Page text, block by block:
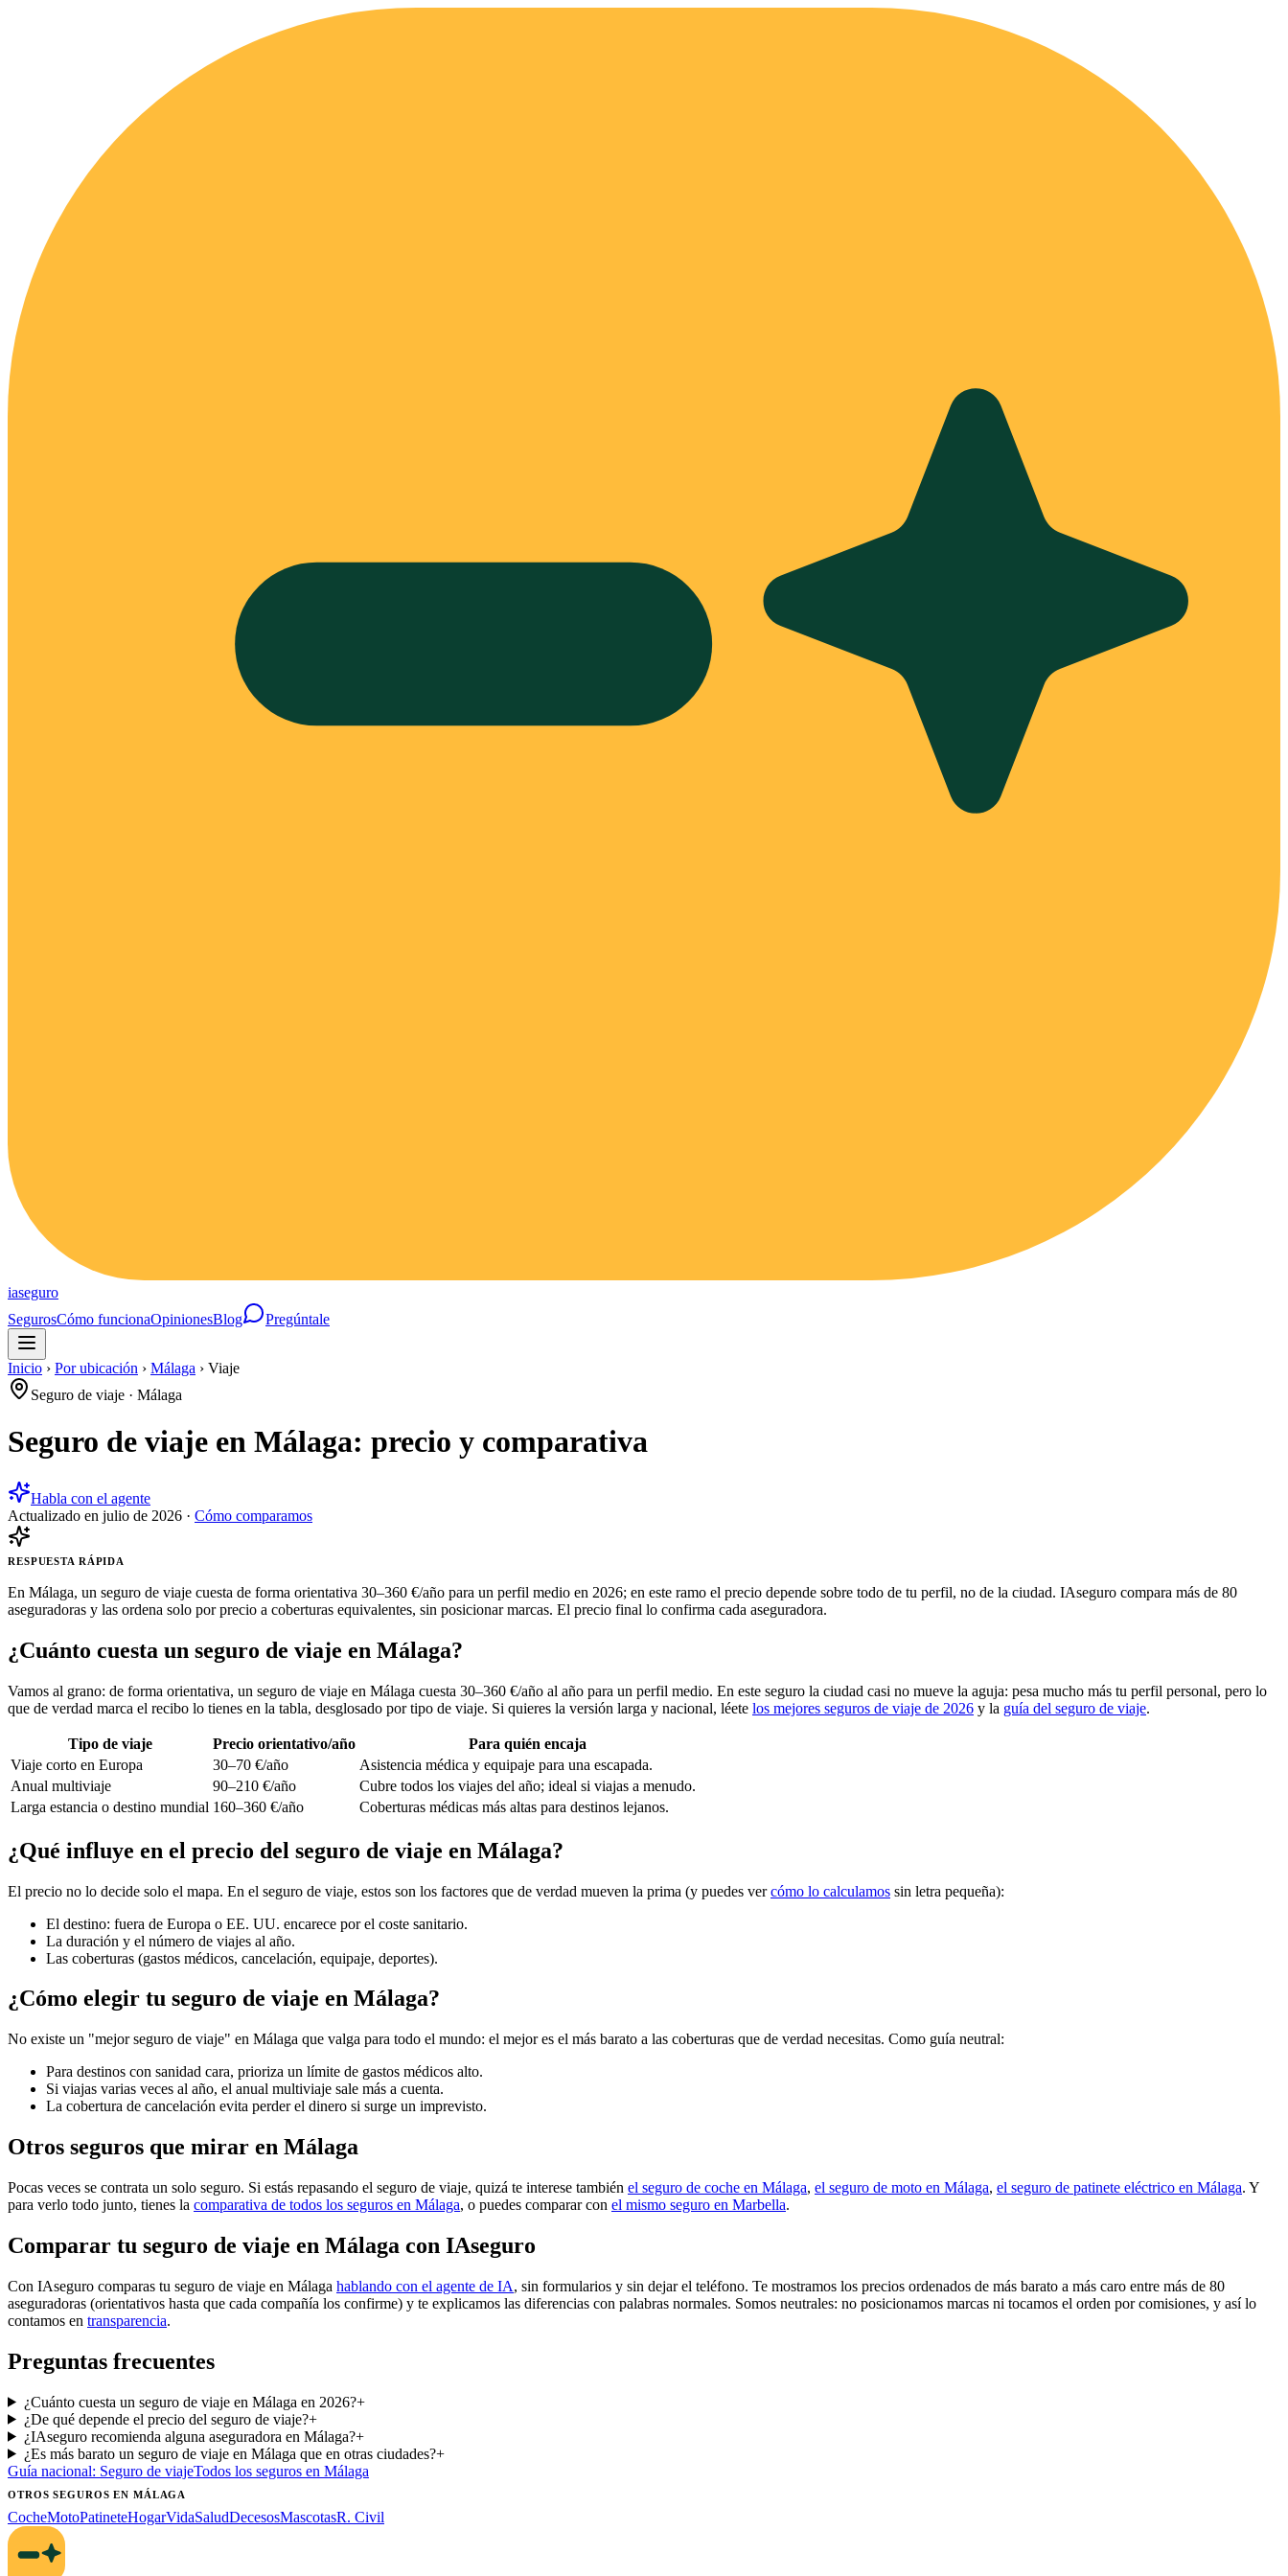
iaseguro
SegurosCómo funcionaOpinionesBlog Pregúntale
Inicio › Por ubicación › Málaga › Viaje
Seguro de viaje · Málaga
Seguro de viaje en Málaga: precio y comparativa
Habla con el agente
Actualizado en julio de 2026 · Cómo comparamos
RESPUESTA RÁPIDA
En Málaga, un seguro de viaje cuesta de forma orientativa 30–360 €/año para un perfil medio en 2026; en este ramo el precio depende sobre todo de tu perfil, no de la ciudad. IAseguro compara más de 80
aseguradoras y las ordena solo por precio a coberturas equivalentes, sin posicionar marcas. El precio final lo confirma cada aseguradora.
¿Cuánto cuesta un seguro de viaje en Málaga?
Vamos al grano: de forma orientativa, un seguro de viaje en Málaga cuesta 30–360 €/año al año para un perfil medio. En este seguro la ciudad casi no mueve la aguja: pesa mucho más tu perfil personal, pero lo
que de verdad marca el recibo lo tienes en la tabla, desglosado por tipo de viaje. Si quieres la versión larga y nacional, léete los mejores seguros de viaje de 2026 y la guía del seguro de viaje.
Tipo de viaje Precio orientativo/año
Para quién encaja
Viaje corto en Europa
30–70 €/año
Asistencia médica y equipaje para una escapada.
Anual multiviaje
90–210 €/año
Cubre todos los viajes del año; ideal si viajas a menudo.
Larga estancia o destino mundial 160–360 €/año Coberturas médicas más altas para destinos lejanos.
¿Qué influye en el precio del seguro de viaje en Málaga?
El precio no lo decide solo el mapa. En el seguro de viaje, estos son los factores que de verdad mueven la prima (y puedes vercómo lo calculamos sin letra pequeña):
El destino: fuera de Europa o EE. UU. encarece por el coste sanitario.
La duración y el número de viajes al año.
Las coberturas (gastos médicos, cancelación, equipaje, deportes).
¿Cómo elegir tu seguro de viaje en Málaga?
No existe un "mejor seguro de viaje" en Málaga que valga para todo el mundo: el mejor es el más barato a las coberturas que de verdad necesitas. Como guía neutral:
Para destinos con sanidad cara, prioriza un límite de gastos médicos alto.
Si viajas varias veces al año, el anual multiviaje sale más a cuenta.
La cobertura de cancelación evita perder el dinero si surge un imprevisto.
Otros seguros que mirar en Málaga
Pocas veces se contrata un solo seguro. Si estás repasando el seguro de viaje, quizá te interese también el seguro de coche en Málaga, el seguro de moto en Málaga, el seguro de patinete eléctrico en Málaga. Y
para verlo todo junto, tienes la comparativa de todos los seguros en Málaga, o puedes comparar con el mismo seguro en Marbella.
Comparar tu seguro de viaje en Málaga con IAseguro
Con IAseguro comparas tu seguro de viaje en Málaga hablando con el agente de IA, sin formularios y sin dejar el teléfono. Te mostramos los precios ordenados de más barato a más caro entre más de 80
aseguradoras (orientativos hasta que cada compañía los confirme) y te explicamos las diferencias con palabras normales. Somos neutrales: no posicionamos marcas ni tocamos el orden por comisiones, y así lo
contamos en transparencia.
Preguntas frecuentes
¿Cuánto cuesta un seguro de viaje en Málaga en 2026?+
¿De qué depende el precio del seguro de viaje?+
¿IAseguro recomienda alguna aseguradora en Málaga?+
¿Es más barato un seguro de viaje en Málaga que en otras ciudades?+
Guía nacional: Seguro de viajeTodos los seguros en Málaga
OTROS SEGUROSEN MÁLAGA
CocheMotoPatineteHogarVidaSaludDecesosMascotasR. Civil